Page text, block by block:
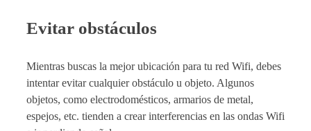
Evitar obstáculos
Mientras buscas la mejor ubicación para tu red Wifi, debes
intentar evitar cualquier obstáculo u objeto. Algunos
objetos, como electrodomésticos, armarios de metal,
espejos, etc. tienden a crear interferencias en las ondas Wifi